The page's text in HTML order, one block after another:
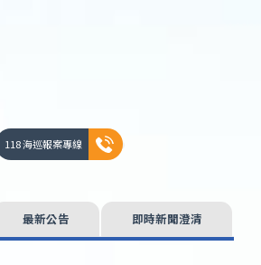
118 海巡報案專線
最新公告 即時新聞澄清